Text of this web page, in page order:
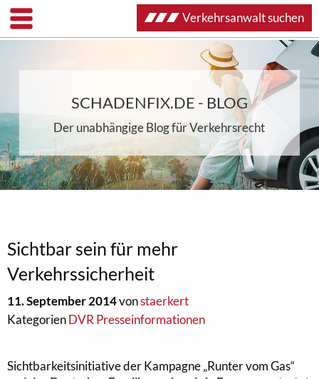
SCHADENFIX.DE - BLOG
Der unabhängige Blog für Verkehrsrecht
Sichtbar sein für mehr
Verkehrssicherheit
11. September 2014vonstaerkert
KategorienDVR Presseinformationen
Sichtbarkeitsinitiative der Kampagne „Runter vom Gas“
Verkehrsanwalt suchen